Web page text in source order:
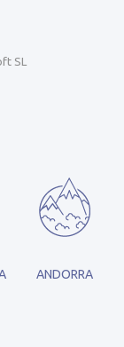
SL
ANDORRA